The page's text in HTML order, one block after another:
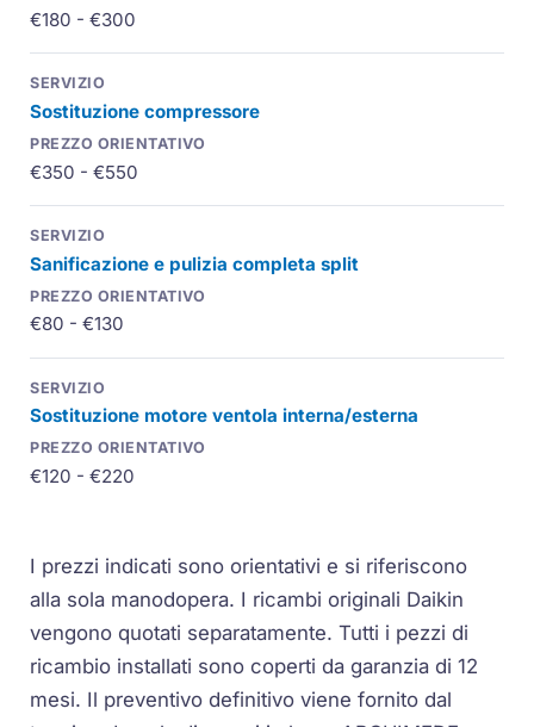
€180 - €300
Sostituzione compressore
€350 - €550
Sanificazione e pulizia completa split
€80 - €130
Sostituzione motore ventola interna/esterna
€120 - €220
I prezzi indicati sono orientativi e si riferiscono
alla sola manodopera. I ricambi originali Daikin
vengono quotati separatamente. Tutti i pezzi di
ricambio installati sono coperti da garanzia di 12
mesi. Il preventivo definitivo viene fornito dal